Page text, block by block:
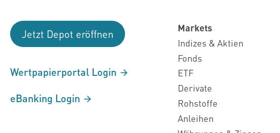
Jetzt Depot eröffnen
Wertpapierportal Login
eBanking Login
Markets
Indizes & Aktien
Fonds
ETF
Derivate
Rohstoffe
Anleihen